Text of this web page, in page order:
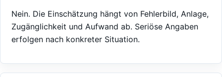
Nein. Die Einschätzung hängt von Fehlerbild, Anlage,
Zugänglichkeit und Aufwand ab. Seriöse Angaben
erfolgen nach konkreter Situation.